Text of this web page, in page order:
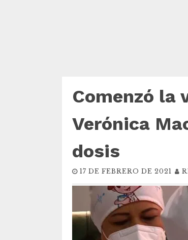
Comenzó la
Verónica
dosis
17 DE FEBRERO DE 2021